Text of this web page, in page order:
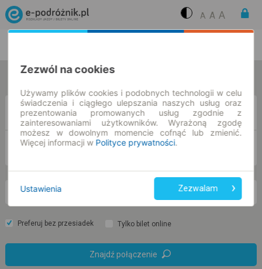
A A A
DO
nd. 9 sie.
Preferuj bez przesiadek Tylko bilet online
Znajdź połączenie
Zezwól na cookies
Używamy plików cookies i podobnych technologii w celu
świadczenia i ciągłego ulepszania naszych usług oraz
prezentowania promowanych usług zgodnie z
zainteresowaniami użytkowników. Wyrażoną zgodę
możesz w dowolnym momencie cofnąć lub zmienić.
Więcej informacji w Polityce prywatności.
Ustawienia Zezwalam